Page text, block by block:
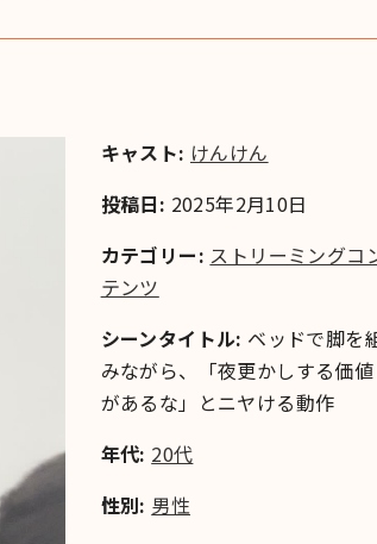
キャスト: けんけん
投稿日: 2025年2月10日
カテゴリー: ストリーミングコ
テンツ
シーンタイトル: ベッドで脚を
みながら、「夜更かしする価値
があるな」とニヤける動作
年代: 20代
性別: 男性